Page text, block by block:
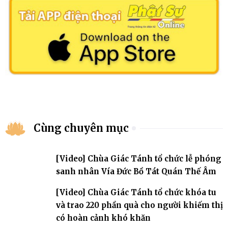
Cùng chuyên mục
[Video] Chùa Giác Tánh tổ chức lễ phóng
sanh nhân Vía Đức Bồ Tát Quán Thế Âm
[Video] Chùa Giác Tánh tổ chức khóa tu
và trao 220 phần quà cho người khiếm thị
có hoàn cảnh khó khăn